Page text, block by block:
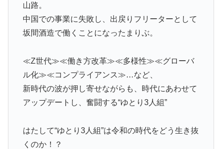
山路。
中国での事業に失敗し、出戻りフリーターとして
坂間酒造で働くことになったまりぶ。
≪Z世代≫≪働き方改革≫≪多様性≫≪グローバ
ル化≫≪コンプライアンス≫…など、
新時代の波が押し寄せながらも、時代にあわせて
アップデートし、奮闘する“ゆとり3人組”
はたして“ゆとり3人組”は令和の時代をどう生き抜
くのか！？